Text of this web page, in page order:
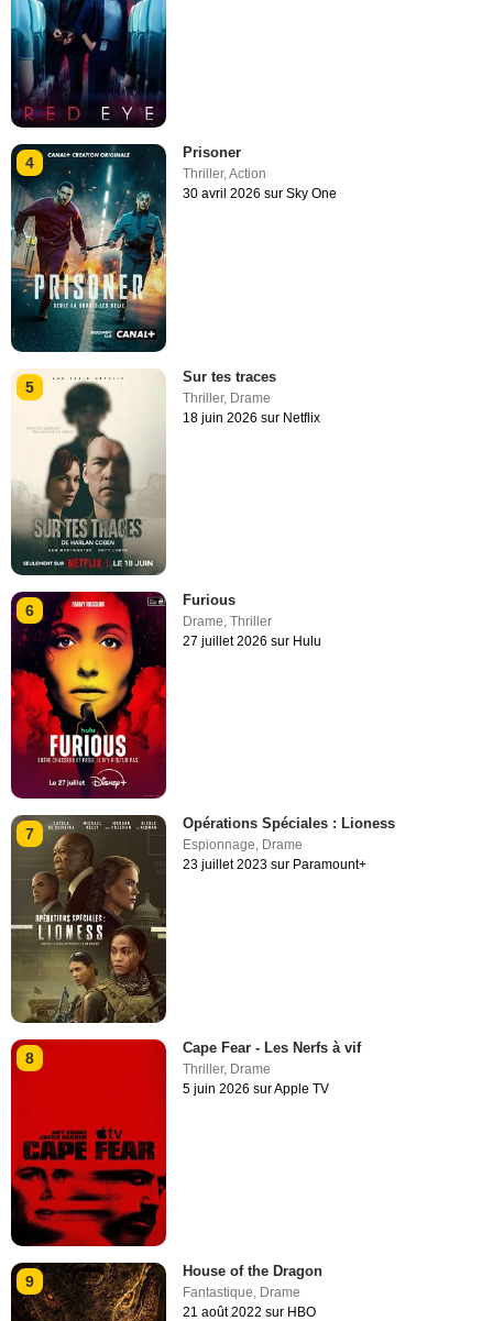
4
Prisoner
Thriller,Action
30 avril 2026 sur Sky One
5
Sur tes traces
Thriller, Drame
18 juin 2026 sur Netflix
6
Furious
Drame,Thriller
27 juillet 2026 sur Hulu
7
Opérations Spéciales : Lioness
Espionnage, Drame
23 juillet 2023 sur Paramount+
8
Cape Fear - Les Nerfs à vif
Thriller, Drame
5 juin 2026 sur Apple TV
9
House of the Dragon
Fantastique, Drame
21 août 2022 sur HBO